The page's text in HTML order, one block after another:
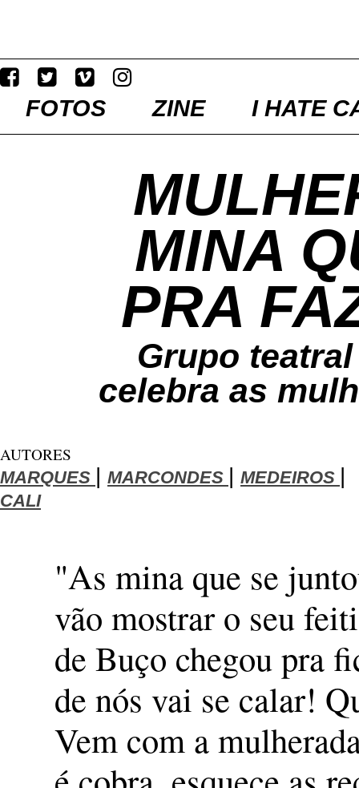
FOTOS ZINE I HATE
MINA
PRA
Grupo
celebra as
AUTORES
MARQUES | MARCONDES | MEDEIROS |
CALI
"As mina que se
vão mostrar o seu
de Buço chegou pra
de nós vai se calar!
Vem com a